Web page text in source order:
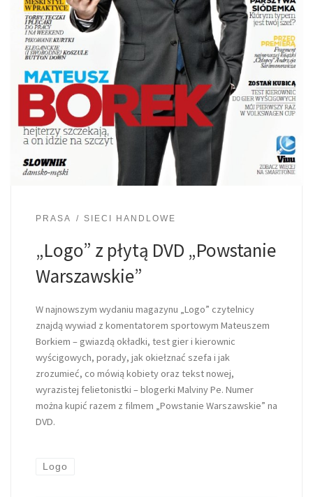
PRASA SIECI HANDLOWE
„Logo” z płytą DVD „Powstanie
Warszawskie”
W najnowszym wydaniu magazynu „Logo” czytelnicy
znajdą wywiad z komentatorem sportowym Mateuszem
Borkiem – gwiazdą okładki, test gier i kierownic
wyścigowych, porady, jak okiełznać szefa i jak
zrozumieć, co mówią kobiety oraz tekst nowej,
wyrazistej felietonistki – blogerki Malviny Pe. Numer
można kupić razem z filmem „Powstanie Warszawskie” na
DVD.
Logo